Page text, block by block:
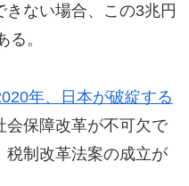
ない場合、この3兆円
。
年、日本が破綻する
会保障改革が不可欠で
税制改革法案の成立が